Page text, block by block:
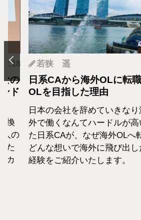
の
ド
換
人の
た
カ
若狭 遥
日系CAから海外OLに転
OLを目指した理由
日本の会社を辞めていきな
外で働くなんてハードルが
た日系CAが、なぜ海外OLへ
どんな想いで海外に飛び出
経験をご紹介いたします。